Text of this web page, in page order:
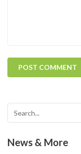
POST COMMENT
News & More